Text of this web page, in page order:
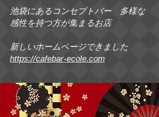
池袋にあるコンセプトバー 多様な
感性を持つ方が集まるお店
新しいホームページできました
https://cafebar-ecole.com